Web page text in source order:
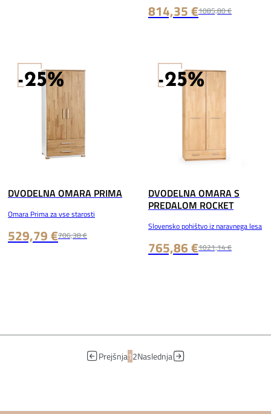
814,35 €1085,80 €
-25%
DVODELNA OMARA PRIMA
Omara Prima za vse starosti
529,79 €706,38 €
-25%
DVODELNA OMARA S
PREDALOM ROCKET
Slovensko pohištvo iz naravnega lesa
765,86 €1021,14 €
Prejšnja12Naslednja